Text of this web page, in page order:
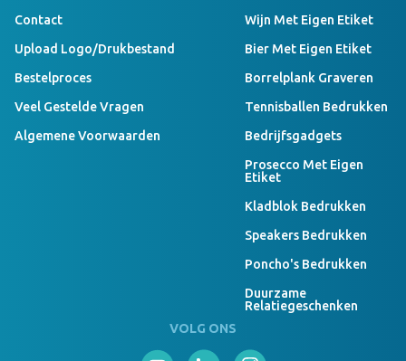
Contact
Upload Logo/drukbestand
Bestelproces
Veel Gestelde Vragen
Algemene Voorwaarden
Wijn Met Eigen Etiket
Bier Met Eigen Etiket
Borrelplank Graveren
Tennisballen Bedrukken
Bedrijfsgadgets
Prosecco Met Eigen
Etiket
Kladblok Bedrukken
Speakers Bedrukken
Poncho's Bedrukken
Duurzame
Relatiegeschenken
VOLG ONS